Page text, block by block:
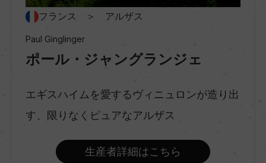
種類
スティルワイン
味わい
ゲヴュルツトラミネール 100%
フランス ＞ アルザス
Paul Ginglinger
ポール・ジャングランジェ
エギスハイムを愛するヴィニュロンが造り出
す、限りなくピュアなアルザス
生産者詳細はこちら